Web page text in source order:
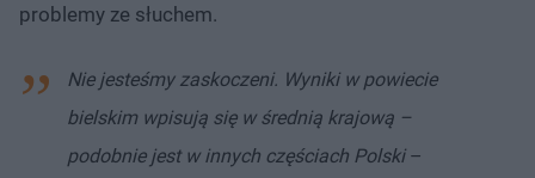
problemy ze słuchem.
Nie jesteśmy zaskoczeni. Wyniki w powiecie
bielskim wpisują się w średnią krajową –
podobnie jest w innych częściach Polski–